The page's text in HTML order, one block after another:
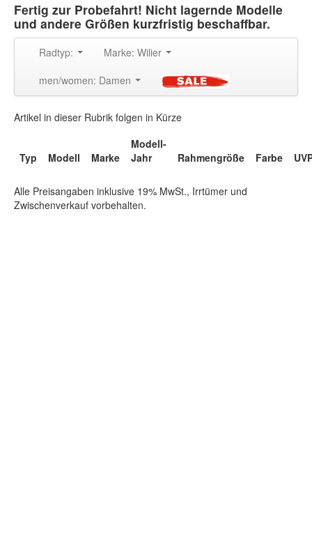
Fertig zur Probefahrt! Nicht lagernde Modelle
und andere Größen kurzfristig beschaffbar.
Radtyp:
Marke: Wilier
men/women: Damen
Artikel in dieser Rubrik folgen in Kürze
Typ Modell Marke
Modell-
Jahr
Rahmengröße Farbe
Alle Preisangaben inklusive 19% MwSt., Irrtümer und
Zwischenverkauf vorbehalten.